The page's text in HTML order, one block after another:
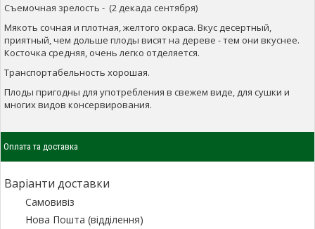
Съемочная зрелость - (2 декада сентября)
Мякоть сочная и плотная, желтого окраса. Вкус десертный,
приятный, чем дольше плоды висят на дереве - тем они вкуснее.
Косточка средняя, очень легко отделяется.
Транспортабельность хорошая.
Плоды пригодны для употребления в свежем виде, для сушки и
многих видов консервирования.
Оплата та доставка
Варіанти доставки
Самовивіз
Нова Пошта (відділення)